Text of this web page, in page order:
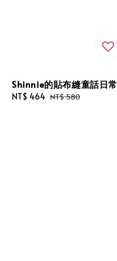
Shinnie的貼布縫童話日常
Sale
NT$ 464 Regular
NT$ 580